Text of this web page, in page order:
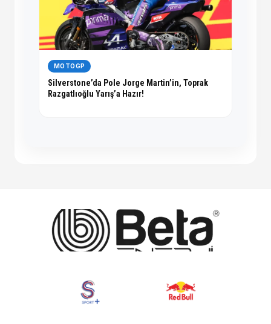
MOTOGP
Silverstone’da Pole Jorge Martin’in, Toprak
Razgatlıoğlu Yarış’a Hazır!